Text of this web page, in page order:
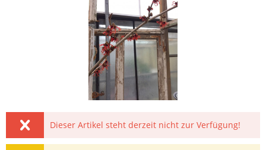
Dieser Artikel steht derzeit nicht zur Verfügung!